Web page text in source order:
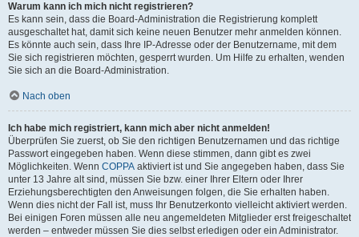
Warum kann ich mich nicht registrieren?
Es kann sein, dass die Board-Administration die Registrierung komplett
ausgeschaltet hat, damit sich keine neuen Benutzer mehr anmelden können.
Es könnte auch sein, dass Ihre IP-Adresse oder der Benutzername, mit dem
Sie sich registrieren möchten, gesperrt wurden. Um Hilfe zu erhalten, wenden
Sie sich an die Board-Administration.
Nach oben
Ich habe mich registriert, kann mich aber nicht anmelden!
Überprüfen Sie zuerst, ob Sie den richtigen Benutzernamen und das richtige
Passwort eingegeben haben. Wenn diese stimmen, dann gibt es zwei
Möglichkeiten. Wenn COPPA aktiviert ist und Sie angegeben haben, dass Sie
unter 13 Jahre alt sind, müssen Sie bzw. einer Ihrer Eltern oder Ihrer
Erziehungsberechtigten den Anweisungen folgen, die Sie erhalten haben.
Wenn dies nicht der Fall ist, muss Ihr Benutzerkonto vielleicht aktiviert werden.
Bei einigen Foren müssen alle neu angemeldeten Mitglieder erst freigeschaltet
werden – entweder müssen Sie dies selbst erledigen oder ein Administrator.